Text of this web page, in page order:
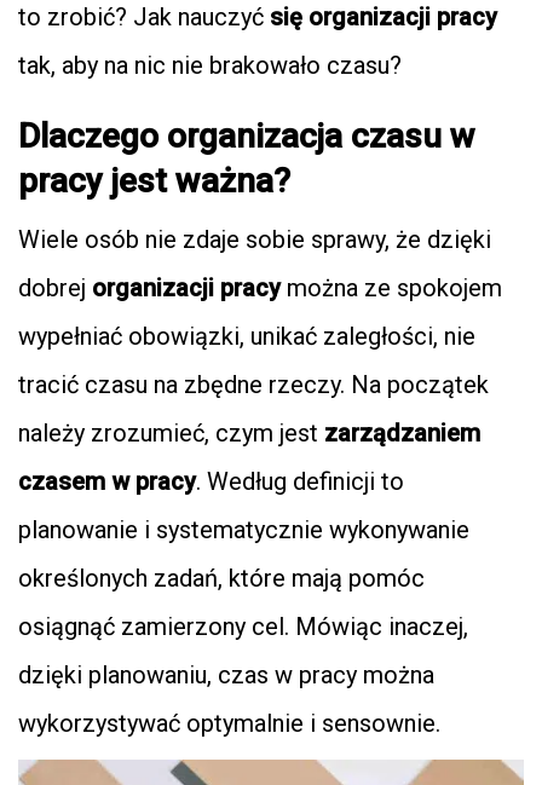
to zrobić? Jak nauczyć się organizacji pracy
tak, aby na nic nie brakowało czasu?
Dlaczego organizacja czasu w
pracy jest ważna?
Wiele osób nie zdaje sobie sprawy, że dzięki
dobrej organizacji pracymożna ze spokojem
wypełniać obowiązki, unikać zaległości, nie
tracić czasu na zbędne rzeczy. Na początek
należy zrozumieć, czym jest zarządzaniem
czasem w pracy. Według definicji to
planowanie i systematycznie wykonywanie
określonych zadań, które mają pomóc
osiągnąć zamierzony cel. Mówiąc inaczej,
dzięki planowaniu, czas w pracy można
wykorzystywać optymalnie i sensownie.